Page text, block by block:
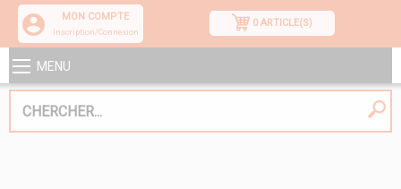
MON COMPTE
Inscription/Connexion
0 ARTICLE(S)
MENU